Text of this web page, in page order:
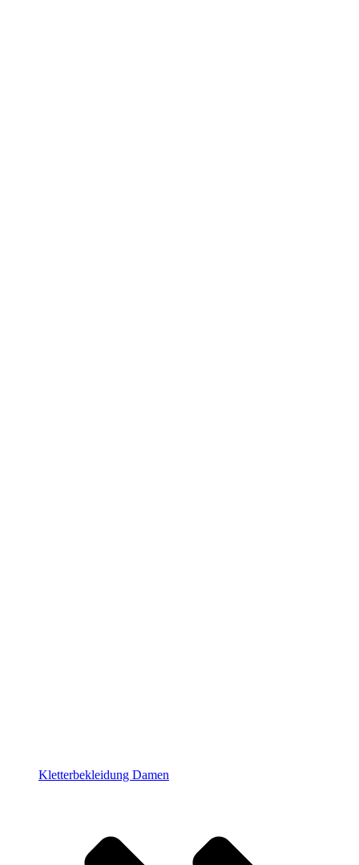
Kletterbekleidung Damen